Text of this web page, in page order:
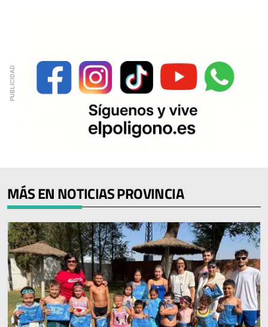
MÁS EN NOTICIAS PROVINCIA